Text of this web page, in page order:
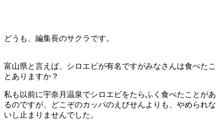
どうも、編集長のサクラです。
富山県と言えば、シロエビが有名ですがみなさんは食べたこ
とありますか？
私も以前に宇奈月温泉でシロエビをたらふく食べたことがあ
るのですが、どこぞのカッパのえびせんよりも、やめられな
いし止まりませんでした。